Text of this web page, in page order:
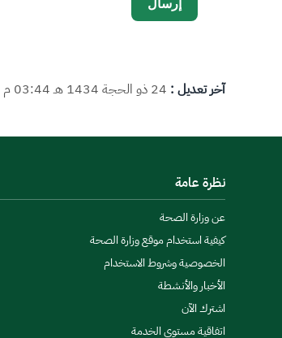
آخر تعديل : 24 ذو الحجة 1434 هـ 03:44 م
نظرة عامة
عن وزارة الصحة
كيفية استخدام موقع وزارة الصحة
الخصوصية وشروط الاستخدام
الأخبار والأنشطة
اشترك الآن
اتفاقية مستوى الخدمة